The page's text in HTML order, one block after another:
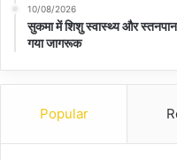
10/08/2026
सुकमा में शिशु स्वास्थ्य और
गया जागरूक
Popular